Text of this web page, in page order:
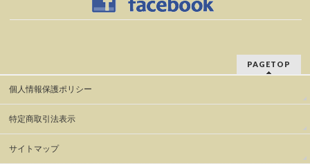
PAGETOP
個人情報保護ポリシー
特定商取引法表示
サイトマップ